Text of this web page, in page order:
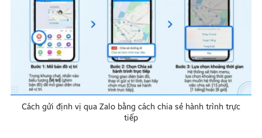
Cách gửi định vị qua Zalo bằng cách chia sẻ hành trình trực
tiếp